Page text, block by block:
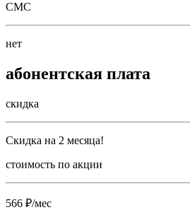
СМС
нет
абонентская плата
скидка
Скидка на 2 месяца!
стоимость по акции
566 ₽/мес